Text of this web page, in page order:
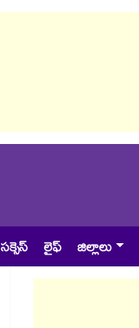
సక్సెస్ లైఫ్ జిల్లాలు